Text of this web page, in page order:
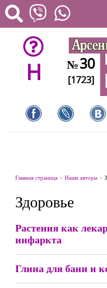
H №30
[1723]
Главная страница Наши авторы
Здоровье
Растения как
инфаркта
Глина для бани и